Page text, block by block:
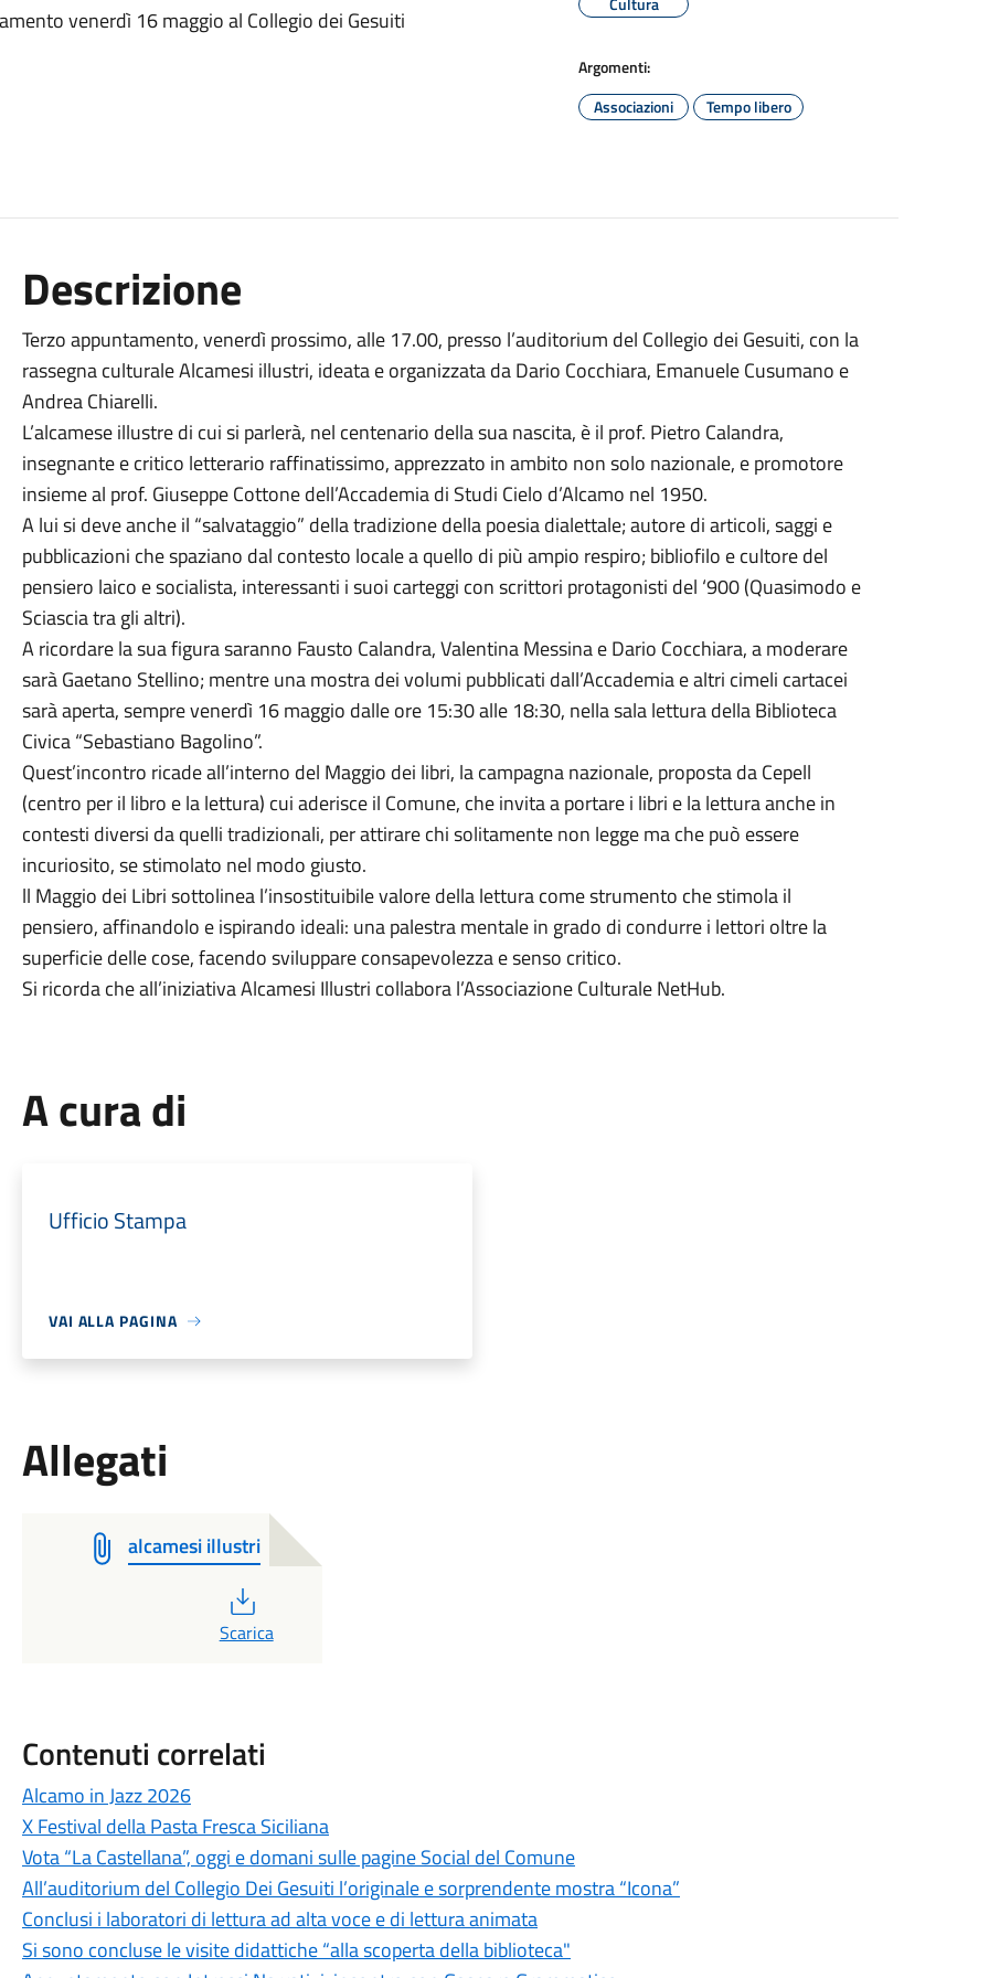
venerdì 16 maggio al Collegio dei Gesuiti
Argomenti:
Associazioni
Tempo libero
Descrizione
Terzo appuntamento, venerdì prossimo, alle 17.00, presso l’auditorium del Collegio dei Gesuiti, con la
rassegna culturale Alcamesi illustri, ideata e organizzata da Dario Cocchiara, Emanuele Cusumano e
Andrea Chiarelli.
L’alcamese illustre di cui si parlerà, nel centenario della sua nascita, è il prof. Pietro Calandra,
insegnante e critico letterario raffinatissimo, apprezzato in ambito non solo nazionale, e promotore
insieme al prof. Giuseppe Cottone dell’Accademia di Studi Cielo d’Alcamo nel 1950.
A lui si deve anche il “salvataggio” della tradizione della poesia dialettale; autore di articoli, saggi e
pubblicazioni che spaziano dal contesto locale a quello di più ampio respiro; bibliofilo e cultore del
pensiero laico e socialista, interessanti i suoi carteggi con scrittori protagonisti del ‘900 (Quasimodo e
Sciascia tra gli altri).
A ricordare la sua figura saranno Fausto Calandra, Valentina Messina e Dario Cocchiara, a moderare
sarà Gaetano Stellino; mentre una mostra dei volumi pubblicati dall’Accademia e altri cimeli cartacei
sarà aperta, sempre venerdì 16 maggio dalle ore 15:30 alle 18:30, nella sala lettura della Biblioteca
Civica “Sebastiano Bagolino”.
Quest’incontro ricade all’interno del Maggio dei libri, la campagna nazionale, proposta da Cepell
(centro per il libro e la lettura) cui aderisce il Comune, che invita a portare i libri e la lettura anche in
contesti diversi da quelli tradizionali, per attirare chi solitamente non legge ma che può essere
incuriosito, se stimolato nel modo giusto.
ll Maggio dei Libri sottolinea l’insostituibile valore della lettura come strumento che stimola il
pensiero, affinandolo e ispirando ideali: una palestra mentale in grado di condurre i lettori oltre la
superficie delle cose, facendo sviluppare consapevolezza e senso critico.
Si ricorda che all’iniziativa Alcamesi Illustri collabora l’Associazione Culturale NetHub.
A cura di
Ufficio Stampa
VAI ALLA PAGINA
Allegati
alcamesi illustri
Scarica
Contenuti correlati
Alcamo in Jazz 2026
X Festival della Pasta Fresca Siciliana
Vota “La Castellana”, oggi e domani sulle pagine Social del Comune
All’auditorium del Collegio Dei Gesuiti l’originale e sorprendente mostra “Icona”
Conclusi i laboratori di lettura ad alta voce e di lettura animata
Si sono concluse le visite didattiche “alla scoperta della biblioteca"